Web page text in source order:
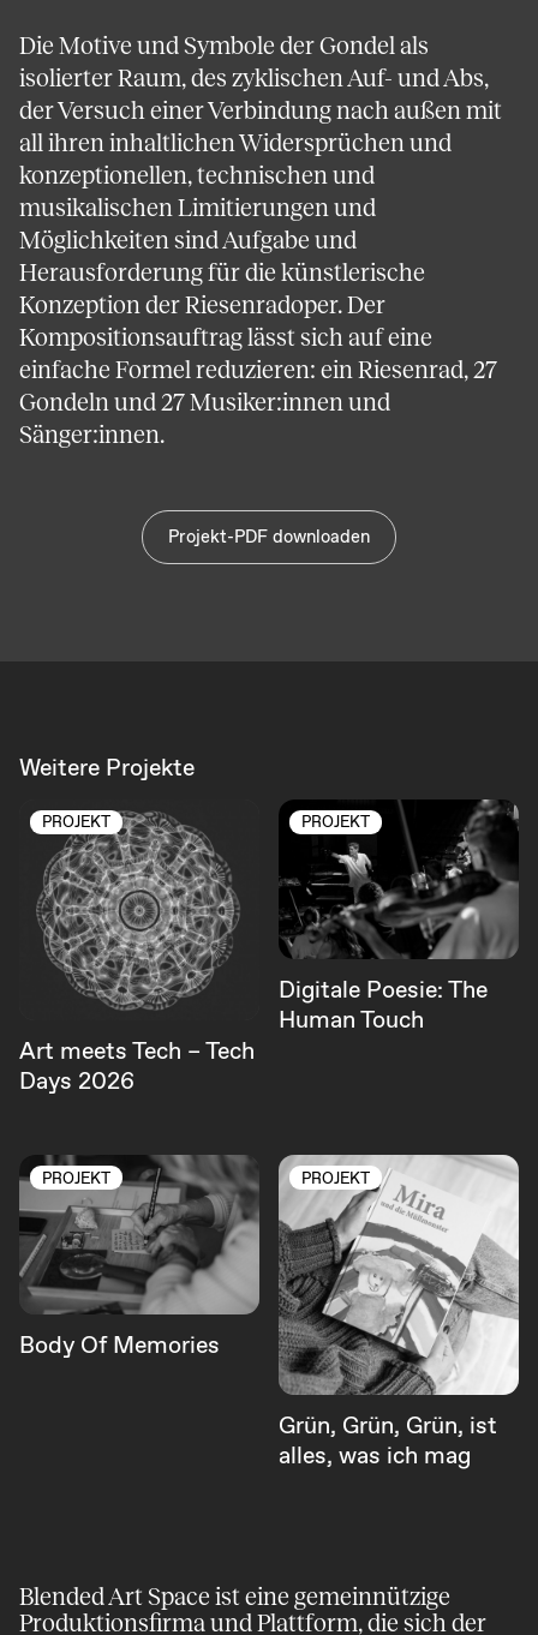
Die Motive und Symbole der Gondel als
isolierter Raum, des zyklischen Auf- und Abs,
der Versuch einer Verbindung nach außen mit
all ihren inhaltlichen Widersprüchen und
konzeptionellen, technischen und
musikalischen Limitierungen und
Möglichkeiten sind Aufgabe und
Herausforderung für die künstlerische
Konzeption der Riesenradoper. Der
Kompositionsauftrag lässt sich auf eine
einfache Formel reduzieren: ein Riesenrad, 27
Gondeln und 27 Musiker:innen und
Sänger:innen.
Projekt-PDF downloaden
Weitere Projekte
PROJEKT
Art meets Tech – Tech
Days 2026
PROJEKT
Digitale Poesie: The
Human Touch
PROJEKT
Body Of Memories
PROJEKT
Grün, Grün, Grün, ist
alles, was ich mag
Blended Art Space ist eine gemeinnützige
Produktions­firma und Plattform, die sich der